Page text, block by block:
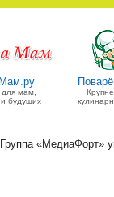
мам,
будущих
Группа «МедиаФорт»